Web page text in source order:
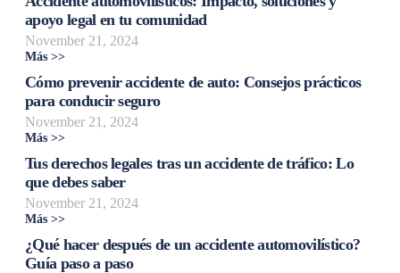
apoyo legal en tu comunidad
November 21, 2024
Más >>
Cómo prevenir accidente de auto: Consejos prácticos
para conducir seguro
November 21, 2024
Más >>
Tus derechos legales tras un accidente de tráfico: Lo
que debes saber
November 21, 2024
Más >>
¿Qué hacer después de un accidente automovilístico?
Guía paso a paso